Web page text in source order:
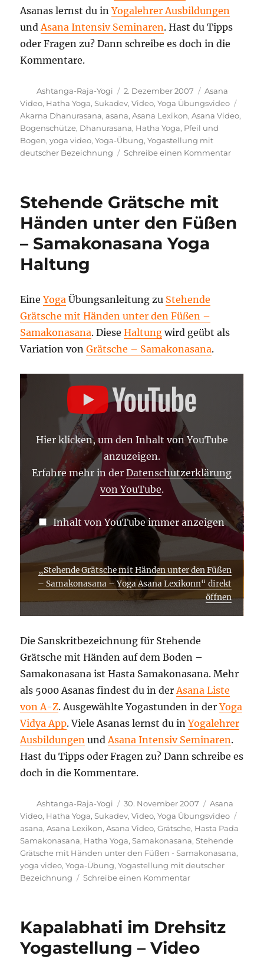
Asanas lernst du inYogalehrer Ausbildungen
undAsana Intensiv Seminaren. Hast du Tipps
oder Fragen zu? Dann schreibe es doch in die
Kommentare.
Autor
Ashtanga-Raja-Yogi
Veröffentlicht
am
2. Dezember 2007 Kategorien
Asana
Video, Hatha Yoga,Sukadev,Video,Yoga Übungsvideo
Akarna Dhanurasana,asana,Asana Lexikon,Asana Video,
Bogenschütze, Dhanurasana, Hatha Yoga, Pfeil und
Bogen,yoga video,Yoga-Übung,Yogastellung mit
deutscher Bezeichnung
Schreibe einen Kommentarzu
Video
Stehende Grätsche mit
Händen unter den Füßen
– Samakonasana Yoga
Haltung
EineYoga Übungsanleitung zu Stehende
Grätsche mit Händen unter den Füßen –
Samakonasana. DieseHaltung wird geübt als
Variation vonGrätsche – Samakonasana.
„STEHENDE
GRÄTSCHE
MIT
FÜSSEN –
AMAKONASANA –
OGA A
SANA L
EXIKONN“ V
ON Y
OUTUBE A
NZEIGEN
Hier klicken, um den Inhalt von YouTube
anzuzeigen.
Erfahre mehr in derDatenschutzerklärung
von YouTube.
Inhalt von YouTube immer anzeigen
„Stehende Grätsche mit Händen unter den Füßen
– Samakonasana – Yoga Asana Lexikonn“ direkt
öffnen
Die Sanskritbezeichnung für Stehende
Grätsche mit Händen auf dem Boden –
Samakonasana ist Hasta Samakonasana. Mehr
als 5000 Asanas findest du in derAsana Liste
von A-Z. Ausgewählte Yogastunden in derYoga
Vidya App. Viele Asanas lernst du inYogalehrer
Ausbildungen undAsana Intensiv Seminaren.
Hast du Tipps oder Fragen zu? Dann schreibe es
doch in die Kommentare.
Autor
Ashtanga-Raja-Yogi
Veröffentlicht
am
30. November 2007 Kategorien
Asana
Video, Hatha Yoga,Sukadev,Video,Yoga Übungsvideo
asana,Asana Lexikon,Asana Video,Grätsche, Hasta Pada
Samakonasana, Hatha Yoga,Samakonasana,Stehende
Grätsche mit Händen unter den Füßen - Samakonasana,
yoga video,Yoga-Übung,Yogastellung mit deutscher
Bezeichnung
Schreibe einen Kommentarzu
Händen
den
Kapalabhati im Drehsitz
Yogastellung – Video